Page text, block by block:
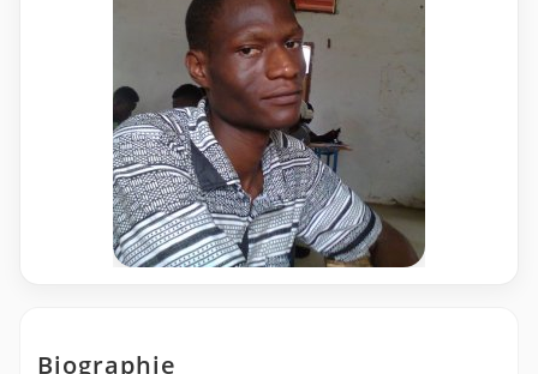
Biographie